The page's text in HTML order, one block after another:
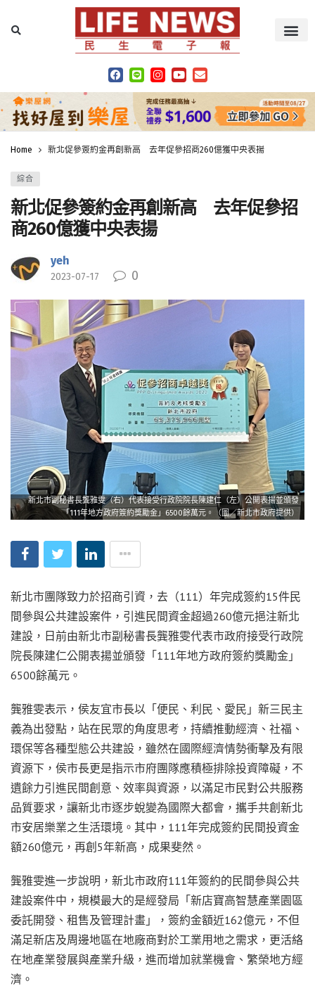
Home 新北促參簽約金再創新高 去年促參招商260億獲中央表揚
綜合
新北促參簽約金再創新高 去年促參招
商260億獲中央表揚
yeh
2023-07-17 0
新北市副秘書長龔雅雯（右）代表接受行政院院長陳建仁（左）公開表揚並頒發
「111年地方政府簽約獎勵金」6500餘萬元。（圖／新北市政府提供）
新北市團隊致力於招商引資，去（111）年完成簽約15件民
間參與公共建設案件，引進民間資金超過260億元挹注新北
建設，日前由新北市副秘書長龔雅雯代表市政府接受行政院
院長陳建仁公開表揚並頒發「111年地方政府簽約獎勵金」
6500餘萬元。
龔雅雯表示，侯友宜市長以「便民、利民、愛民」新三民主
義為出發點，站在民眾的角度思考，持續推動經濟、社福、
環保等各種型態公共建設，雖然在國際經濟情勢衝擊及有限
資源下，侯市長更是指示市府團隊應積極排除投資障礙，不
遺餘力引進民間創意、效率與資源，以滿足市民對公共服務
品質要求，讓新北市逐步蛻變為國際大都會，攜手共創新北
市安居樂業之生活環境。其中，111年完成簽約民間投資金
額260億元，再創5年新高，成果斐然。
龔雅雯進一步說明，新北市政府111年簽約的民間參與公共
建設案件中，規模最大的是經發局「新店寶高智慧產業園區
委託開發、租售及管理計畫」，簽約金額近162億元，不但
滿足新店及周邊地區在地廠商對於工業用地之需求，更活絡
在地產業發展與產業升級，進而增加就業機會、繁榮地方經
濟。